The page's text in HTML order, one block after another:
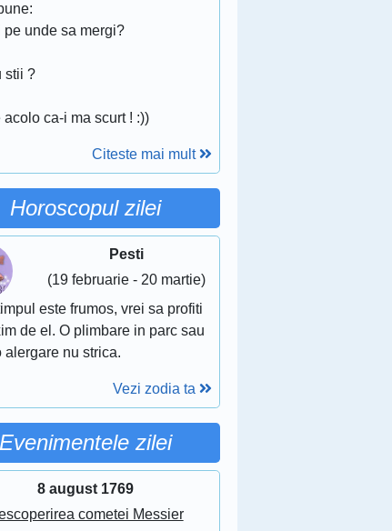
pe unde sa mergi?
stii ?
acolo ca-i ma scurt ! :))
Citeste mai mult
Horoscopul zilei
Pesti
(19 februarie - 20 martie)
este frumos, vrei sa profiti
de el. O plimbare in parc sau
alergare nu strica.
Vezi zodia ta
Evenimentele zilei
8 august 1769
cometei Messier